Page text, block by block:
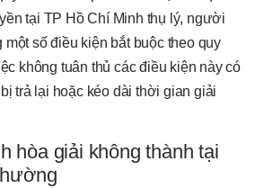
tại TP Hồ Chí Minh thụ lý, người
số điều kiện bắt buộc theo quy
không tuân thủ các điều kiện này có
trả lại hoặc kéo dài thời gian giải
hòa giải không thành tại